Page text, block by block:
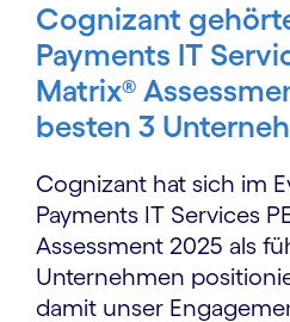
Cognizant
Payments IT
Matrix®
besten 3
Cognizant hat sich im
Payments IT Services
Assessment 2025 als
Unternehmen
damit unser